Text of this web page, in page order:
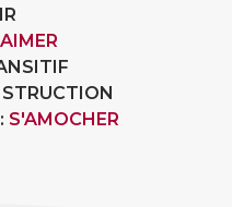
AIMER
S'AMOCHER